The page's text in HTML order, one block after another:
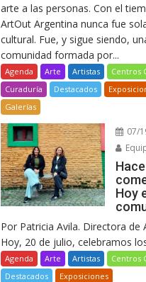
arte a las personas. Con el
ArtOut Argentina nunca fue
cultural. Fue, y sigue siendo,
comunidad formada por...
Agenda Arte Artistas Centros
Curaduría
Destacados
Galerías
07/
Hoy
Por Patricia Avila. Directora de
Hoy, 20 de julio, celebramos
Agenda Arte Artistas Centros
Destacados
Exposiciones